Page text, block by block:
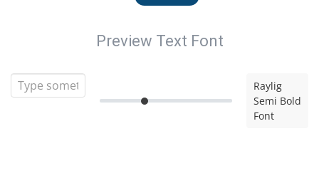
Preview Text Font
Raylig
Semi Bold
Font